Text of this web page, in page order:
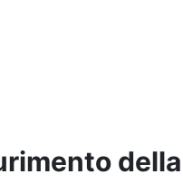
della resina. ✅ 2
Pigmenti Neon da 10 gr: